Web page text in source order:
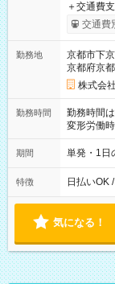
＋交通費支給 ★交通費全額支給！ ★日払いOK！（
働いたそ
交通費
勤務地
京都市下
京都府京
株式会
勤務時間
勤務時間
変形労働時間制
00～20：
期間 単発・1日
特徴 日払いOK
気になる！